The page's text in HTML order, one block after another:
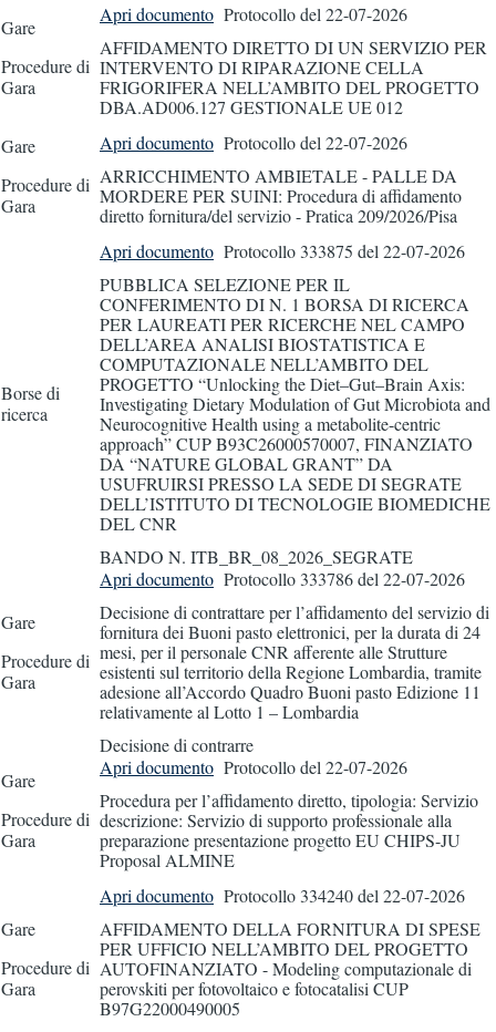
Gare
Procedure di
Gara
Apri documento Protocollodel 22-07-2026
AFFIDAMENTO DIRETTO DI UN SERVIZIO PER
INTERVENTO DI RIPARAZIONE CELLA
FRIGORIFERA NELL’AMBITO DEL PROGETTO
DBA.AD006.127 GESTIONALE UE 012
Gare
Procedure di
Gara
Apri documento Protocollodel 22-07-2026
ARRICCHIMENTO AMBIETALE - PALLE DA
MORDERE PER SUINI: Procedura di affidamento
diretto fornitura/del servizio - Pratica 209/2026/Pisa
Borse di
ricerca
Apri documento Protocollo 333875 del 22-07-2026
PUBBLICA SELEZIONE PER IL
CONFERIMENTO DI N. 1 BORSA DI RICERCA
PER LAUREATI PER RICERCHE NEL CAMPO
DELL’AREA ANALISI BIOSTATISTICA E
COMPUTAZIONALE NELL’AMBITO DEL
PROGETTO “Unlocking the Diet–Gut–Brain Axis:
Investigating Dietary Modulation of Gut Microbiota and
Neurocognitive Health using a metabolite-centric
approach” CUP B93C26000570007, FINANZIATO
DA “NATURE GLOBAL GRANT” DA
USUFRUIRSI PRESSO LA SEDE DI SEGRATE
DELL’ISTITUTO DI TECNOLOGIE BIOMEDICHE
DEL CNR
BANDO N. ITB_BR_08_2026_SEGRATE
Gare
Procedure di
Gara
Apri documento Protocollo 333786del 22-07-2026
Decisione di contrattare per l’affidamento del servizio di
fornitura dei Buoni pasto elettronici, per la durata di 24
mesi, per il personale CNR afferente alle Strutture
esistenti sul territorio della Regione Lombardia, tramite
adesione all’Accordo Quadro Buoni pasto Edizione 11
relativamente al Lotto 1 – Lombardia
Decisione di contrarre
Gare
Procedure di
Gara
Apri documento Protocollodel 22-07-2026
Procedura per l’affidamento diretto, tipologia: Servizio
descrizione: Servizio di supporto professionale alla
preparazione presentazione progetto EU CHIPS-JU
Proposal ALMINE
Gare
Procedure di
Gara
Apri documento Protocollo 334240del 22-07-2026
AFFIDAMENTO DELLA FORNITURA DI SPESE
PER UFFICIO NELL’AMBITO DEL PROGETTO
AUTOFINANZIATO - Modeling computazionale di
perovskiti per fotovoltaico e fotocatalisi CUP
B97G22000490005